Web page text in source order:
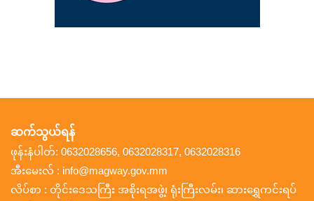
ဆက်သွယ်ရန်
ဖုန်းနံပါတ်: 0632028656, 0632028317, 0632028316
အီးမေးလ် : info@magway.gov.mm
လိပ်စာ : တိုင်းဒေသကြီး အစိုးရအဖွဲ့၊ ရုံးကြီးလမ်း၊ ဆားရွှေကင်းရပ်